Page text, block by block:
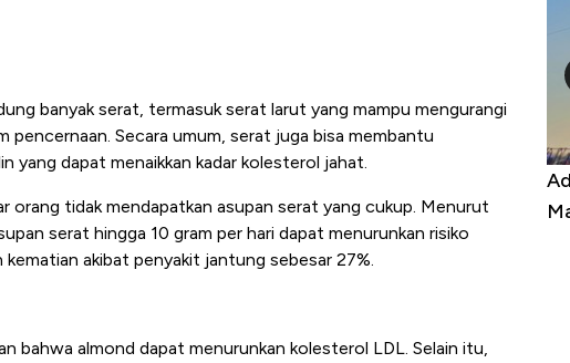
banyak serat, termasuk serat larut yang mampu mengurangi
pencernaan. Secara umum, serat juga bisa membantu
yang dapat menaikkan kadar kolesterol jahat.
orang tidak mendapatkan asupan serat yang cukup. Menurut
serat hingga 10 gram per hari dapat menurunkan risiko
akibat penyakit jantung sebesar 27%.
bahwa almond dapat menurunkan kolesterol LDL. Selain itu,
Berbahaya
Mana yang Cuannya Paling Menyala?